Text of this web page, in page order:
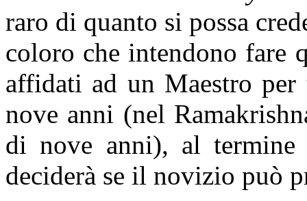
raro di quanto si possa
coloro che intendono fare
affidati ad un Maestro
nove anni (nel
di nove anni), al
deciderà se il novizio può